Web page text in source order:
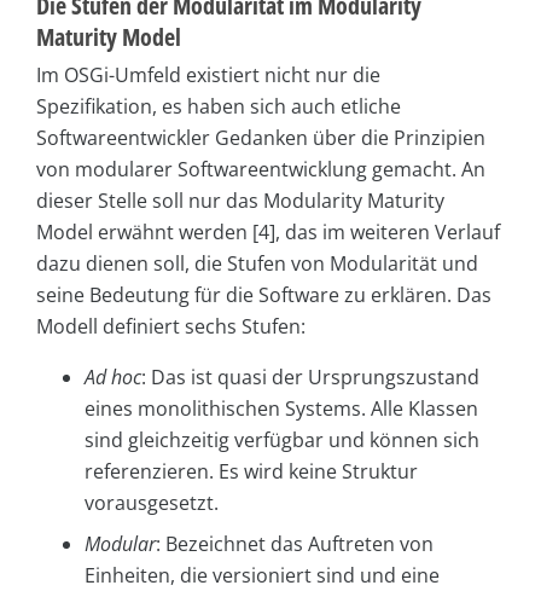
Maturity Model
Im OSGi-Umfeld existiert nicht nur die
Spezifikation, es haben sich auch etliche
Softwareentwickler Gedanken über die Prinzipien
von modularer Softwareentwicklung gemacht. An
dieser Stelle soll nur das Modularity Maturity
Model erwähnt werden [4], das im weiteren Verlauf
dazu dienen soll, die Stufen von Modularität und
seine Bedeutung für die Software zu erklären. Das
Modell definiert sechs Stufen:
Ad hoc: Das ist quasi der Ursprungszustand
eines monolithischen Systems. Alle Klassen
sind gleichzeitig verfügbar und können sich
referenzieren. Es wird keine Struktur
vorausgesetzt.
Modular: Bezeichnet das Auftreten von
Einheiten, die versioniert sind und eine